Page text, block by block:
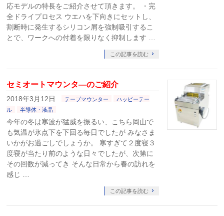
応モデルの特長をご紹介させて頂きます。 ・完
全ドライプロセス ウエハを下向きにセットし、
割断時に発生するシリコン屑を強制吸引するこ
とで、ワークへの付着を限りなく抑制します …
この記事を読む
セミオートマウンタ―のご紹介
2018年3月12日 テープマウンター
ハッピーテー
ル
半導体・液晶
今年の冬は寒波が猛威を振るい、こちら岡山で
も気温が氷点下を下回る毎日でしたが みなさま
いかがお過ごしでしょうか。 寒すぎて２度寝３
度寝が当たり前のような日々でしたが、次第に
その回数が減ってき そんな日常から春の訪れを
感じ …
この記事を読む